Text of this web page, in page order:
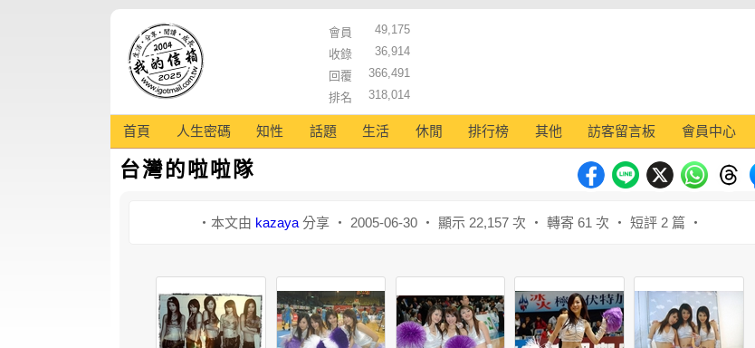
會員
49,175
收錄
36,914
回覆
366,491
排名
318,014
首頁 人生密碼 知性 話題 生活 休閒 排行榜 其他 訪客留言板 會員中心
台灣的啦啦隊
‧本文由 kazaya 分享 ‧ 2005-06-30 ‧ 顯示 22,157 次 ‧ 轉寄 61 次 ‧ 短評 2 篇 ‧